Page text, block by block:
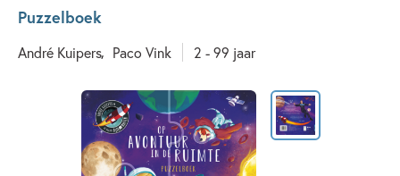
Puzzelboek
André Kuipers Paco Vink 2 - 99 jaar